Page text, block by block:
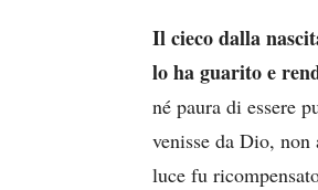
Il cieco dalla
lo ha guarito e
né paura di essere
venisse da Dio,
luce fu